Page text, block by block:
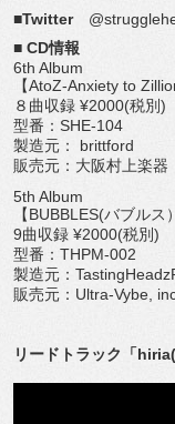
■Twitter
■ CD情報
6th Album
【AtoZ-Anxiety to
８曲収録 ¥2000(税別)
型番：SHE-104
製造元： brittford
販売元：大阪村上楽器
5th Album
【BUBBLES(バブルス
9曲収録 ¥2000(税別)
型番：THPM-002
製造元：
販売元：Ultra-Vybe,
リードトラック「